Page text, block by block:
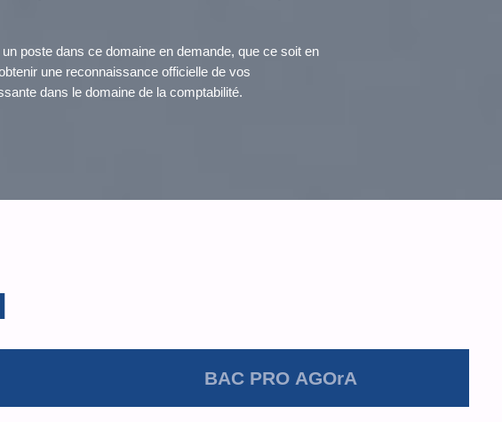
poste dans ce domaine en demande, que ce soit en
une reconnaissance officielle de vos
dans le domaine de la comptabilité.
BAC PRO AGOrA